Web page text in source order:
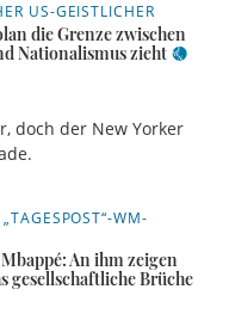
US-GEISTLICHER
die Grenze zwischen
Nationalismus zieht
doch der New Yorker
WM-
An ihm zeigen
gesellschaftliche Brüche